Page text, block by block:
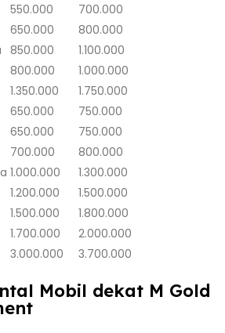
550.000
700.000
650.000
800.000
850.000
1.100.000
800.000
1.000.000
1.350.000
1.750.000
650.000
750.000
650.000
750.000
700.000
800.000
1.000.000
1.300.000
1.200.000
1.500.000
1.500.000
1.800.000
1.700.000
2.000.000
3.000.000 3.700.000
Mobil dekat M Gold